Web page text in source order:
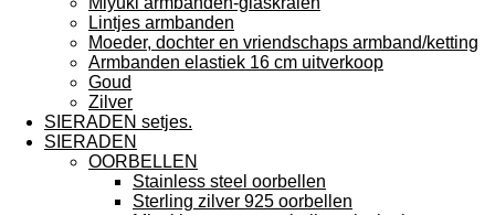
Lintjes armbanden
Moeder, dochter en vriendschaps armband/ketting
Armbanden elastiek 16 cm uitverkoop
Goud
Zilver
SIERADEN setjes.
SIERADEN
OORBELLEN
Stainless steel oorbellen
Sterling zilver 925 oorbellen